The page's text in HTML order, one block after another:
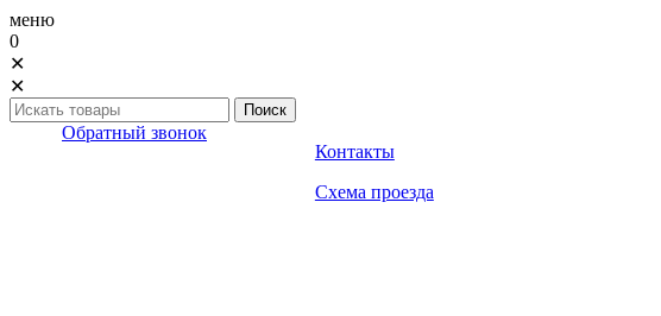
меню
0
✕
✕
Обратный звонок
Контакты
Схема проезда